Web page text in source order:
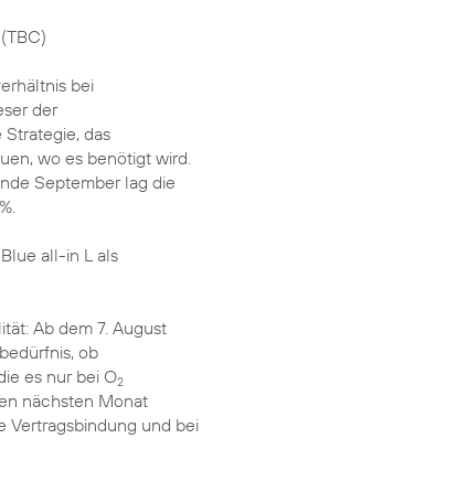
bei
der
das
wo es benötigt wird.
September lag die
Blue all-in L als
Ab dem 7. August
ob
es nur bei O2
nächsten Monat
Vertragsbindung und bei